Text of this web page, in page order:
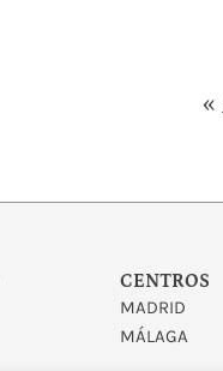
CENTROS
MADRID
MÁLAGA